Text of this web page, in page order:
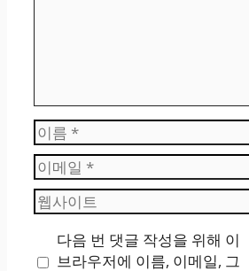
이
름
이
메
일
웹
사
트
다음 번 댓글 작성을 위해 이
브라우저에 이름, 이메일, 그